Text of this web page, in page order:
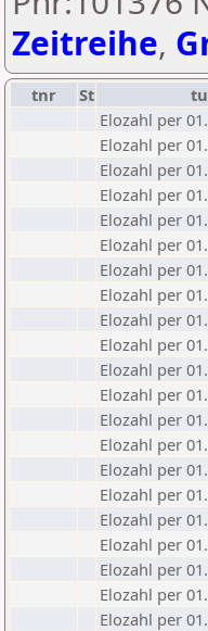
Zeitreihe,
tnr St
Elozahl per
Elozahl per
Elozahl per
Elozahl per
Elozahl per
Elozahl per
Elozahl per
Elozahl per
Elozahl per
Elozahl per
Elozahl per
Elozahl per
Elozahl per
Elozahl per
Elozahl per
Elozahl per
Elozahl per
Elozahl per
Elozahl per
Elozahl per
Elozahl per